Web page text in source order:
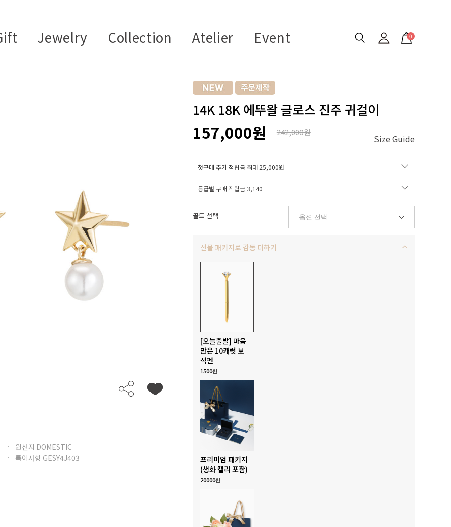
Jewelry Collection Atelier Event 0
원산지 DOMESTIC
특이사항 GESY4J403
14K 18K 에뚜왈 글로스 진주 귀걸이
157,000원 242,000원
Size Guide
첫구매 추가 적립금 최대 25,000원
등급별 구매 적립금3,140
골드 선택
선물 패키지로 감동 더하기
[오늘출발] 마음
만은 10캐럿 보
석펜
1500원
프리미엄 패키지
(생화 캘리 포함)
20000원